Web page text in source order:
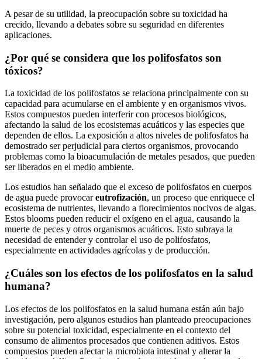
A⁣ pesar de su utilidad, la preocupación ⁢sobre su toxicidad ha
crecido, llevando a debates sobre su ⁤seguridad en diferentes
aplicaciones.
¿Por qué se considera que los polifosfatos son
tóxicos?
La ​toxicidad de los⁤ polifosfatos se relaciona​ principalmente con su‍
capacidad ⁣para‍ acumularse en el ambiente y‍ en organismos⁤ vivos.
Estos compuestos pueden interferir con procesos biológicos,
afectando‍ la salud de los ‌ecosistemas⁣ acuáticos y las‌ especies que
dependen de ellos. La exposición a⁣ altos niveles de polifosfatos⁣ ha
demostrado ser perjudicial para​ ciertos organismos, provocando
problemas como⁣ la bioacumulación ⁤de metales pesados, que pueden
ser liberados⁢ en⁣ el ⁢medio ambiente.
Los⁤ estudios han‌ señalado que ​el⁣ exceso‍ de polifosfatos ‌en ⁢cuerpos
de agua puede‍ provocareutrofización, ‍un⁢ proceso que enriquece el
ecosistema de nutrientes,⁣ llevando a ‍florecimientos nocivos de algas.
Estos blooms ‌pueden reducir el oxígeno en⁤ el agua, causando⁣ la
muerte ⁢de peces y‍ otros organismos ⁣acuáticos. Esto‍ subraya la⁣
necesidad de entender y controlar el uso de polifosfatos,
especialmente en actividades agrícolas ⁤y ⁣de producción.
¿Cuáles ⁣son⁣ los ‍efectos‍ de los polifosfatos en la ⁤salud
humana?
Los efectos de los ​polifosfatos​ en la​ salud humana‌ están‌ aún⁢ bajo
⁢investigación,​ pero algunos estudios han ⁣planteado ⁣preocupaciones
‌sobre su⁣ potencial toxicidad, especialmente en⁤ el contexto del
consumo ​de alimentos⁢ procesados que ⁢contienen aditivos. Estos
compuestos pueden afectar la microbiota⁣ intestinal y alterar la